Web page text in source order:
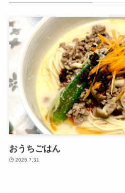
おうちごはん
2026.7.31